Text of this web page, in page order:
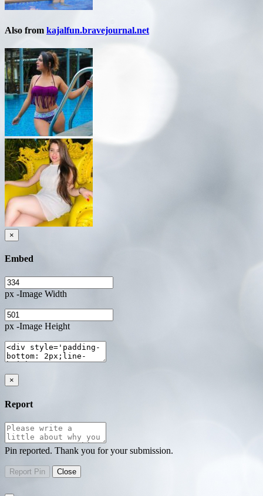
Also from kajalfun.bravejournal.net
×
Embed
px -Image Width
px -Image Height
×
Report
Pin reported. Thank you for your submission.